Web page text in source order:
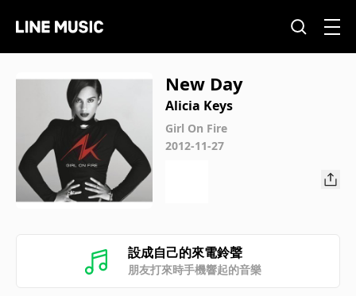
New Day
Alicia Keys
Girl On Fire
2012-11-27
設成自己的來電鈴聲
朋友打來時手機響起的音樂